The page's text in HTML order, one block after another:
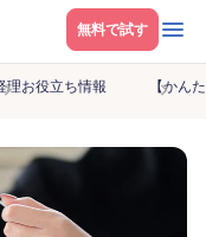
無料で試す メニ
理お役立ち情報 【かん